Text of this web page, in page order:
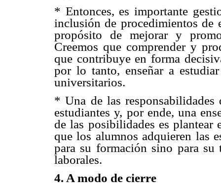
* Entonces, es importante
inclusión de procedimientos de
propósito de mejorar y
Creemos que comprender y
que contribuye en forma
por lo tanto, enseñar a
universitarios.
* Una de las
estudiantes y, por ende, una
de las posibilidades es
que los alumnos adquieren las
para su formación sino para su
laborales.
4. A modo de cierre